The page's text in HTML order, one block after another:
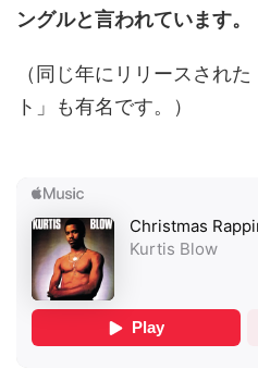
ングルと言われています。
（同じ年にリリースされ
ト」も有名です。）